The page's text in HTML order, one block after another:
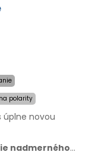
polarity
úplne novou
nadmerného